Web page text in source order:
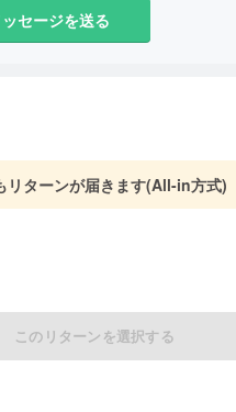
ッセージを送る
リターンが届きます(All-in方式)
このリターンを選択する